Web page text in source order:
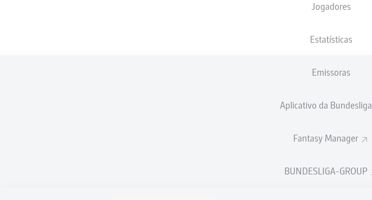
Jogadores
Estatísticas
Emissoras
Aplicativo da Bundesliga
Fantasy Manager
BUNDESLIGA-GROUP
XGOLS